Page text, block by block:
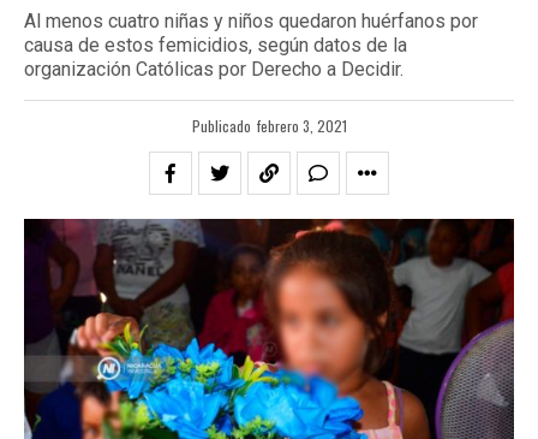
Al menos cuatro niñas y niños quedaron huérfanos por
causa de estos femicidios, según datos de la
organización Católicas por Derecho a Decidir.
Publicado febrero 3, 2021